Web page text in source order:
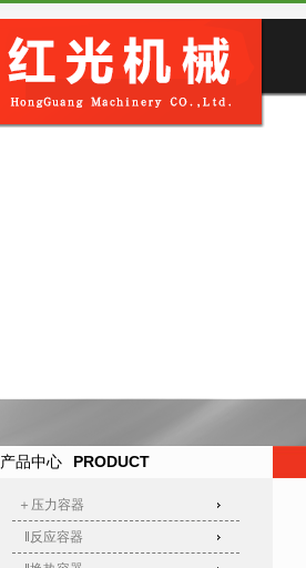
产品中心 PRODUCT
＋压力容器
‖反应容器